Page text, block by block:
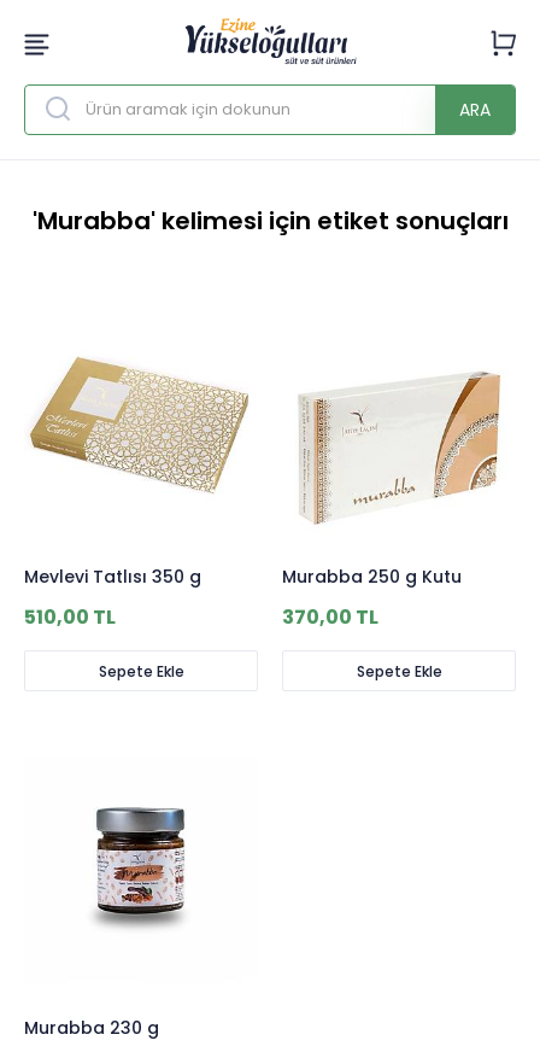
ARA
'Murabba' kelimesi için etiket sonuçları
Mevlevi Tatlısı 350 g
510,00 TL
Sepete Ekle
Murabba 250 g Kutu
370,00 TL
Sepete Ekle
Murabba 230 g